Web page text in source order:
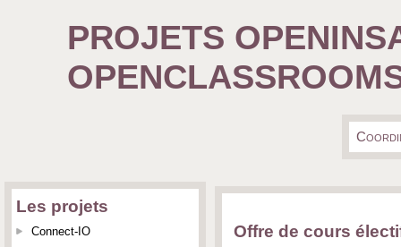
PROJETS
Offre de cours
Les projets
Connect-IO